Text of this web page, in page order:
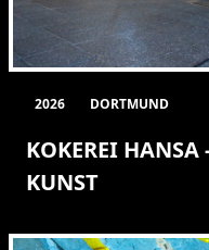
2026 DORTMUND
KOKEREI
KUNST